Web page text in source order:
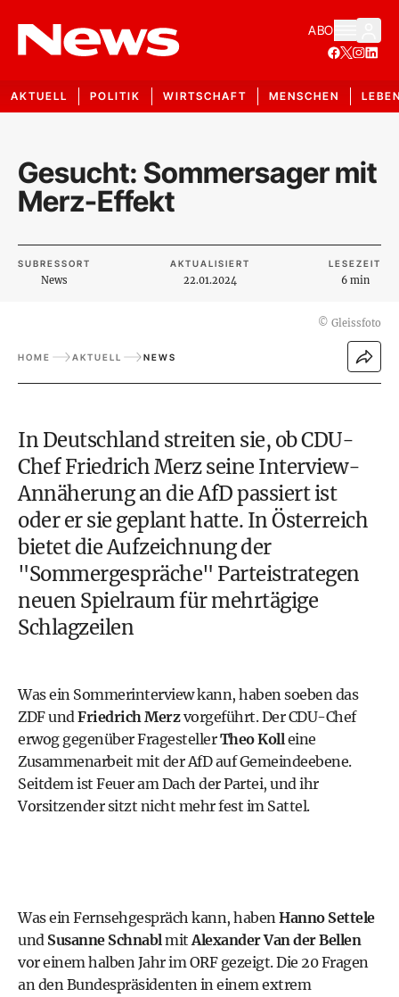
ABO
AKTUELL POLITIK WIRTSCHAFT MENSCHEN
Gesucht: Sommersager mit
Merz-Effekt
SUBRESSORT
News
AKTUALISIERT
22.01.2024
LESEZEIT
6 min
© Gleissfoto
HOME AKTUELL NEWS
In Deutschland streiten sie, ob CDU-
Chef Friedrich Merz seine Interview-
Annäherung an die AfD passiert ist
oder er sie geplant hatte. In Österreich
bietet die Aufzeichnung der
"Sommergespräche" Parteistrategen
neuen Spielraum für mehrtägige
Schlagzeilen
Was ein Sommerinterview kann, haben soeben das
ZDF undFriedrich Merzvorgeführt. Der CDU-Chef
erwog gegenüber FragestellerTheo Kolleine
Zusammenarbeit mit der AfD auf Gemeindeebene.
Seitdem ist Feuer am Dach der Partei, und ihr
Vorsitzender sitzt nicht mehr fest im Sattel.
Was ein Fernsehgespräch kann, habenHanno Settele
und Susanne SchnablmitAlexander Van der Bellen
vor einem halben Jahr im ORF gezeigt. Die 20 Fragen
an denBundespräsidentenin einem extrem